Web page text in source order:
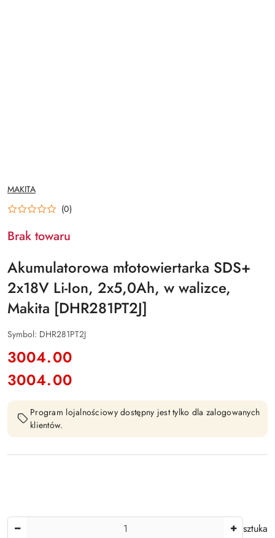
NAZWA
PRODUCENTA:
MAKITA
(0)
Brak towaru
Akumulatorowa młotowiertarka SDS+
2x18V Li-Ion, 2x5,0Ah, w walizce,
Makita [DHR281PT2J]
Symbol: DHR281PT2J
cena:
3004.00
Cena:
3004.00
Program lojalnościowy dostępny jest tylko dla zalogowanych
klientów.
sztuka